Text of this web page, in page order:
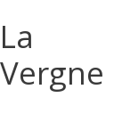
La
Vergne